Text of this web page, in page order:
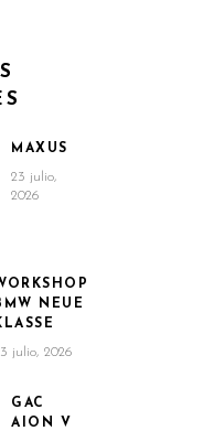
MAXUS
23 julio,
2026
NEUE
julio, 2026
GAC
AION V